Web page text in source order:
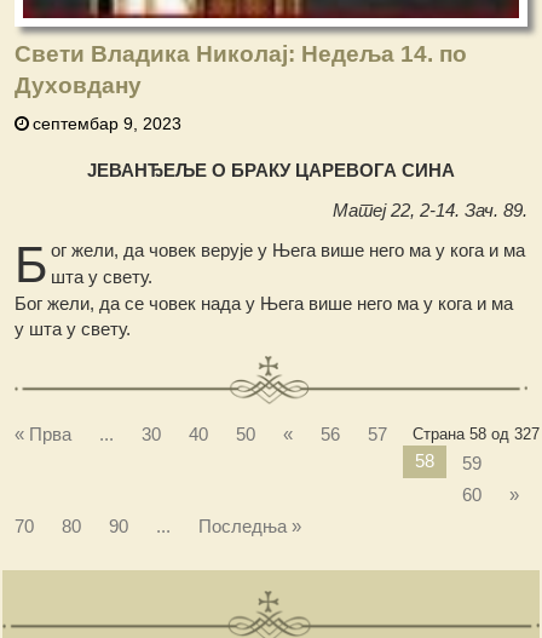
Свети Владика Николај: Недеља 14. по
Духовдану
септембар 9, 2023
ЈЕВАНЂЕЉЕ О БРАКУ ЦАРЕВОГА СИНА
Матеј 22, 2-14. Зач. 89.
Б ог жели, да човек верује у Њега више него ма у кога и ма
шта у свету.
Бог жели, да се човек нада у Њега више него ма у кога и ма
у шта у свету.
Страна 58 од 327
« Прва ... 30 40 50 « 56
57
58
59
60
»
70
80 90 ... Последња »